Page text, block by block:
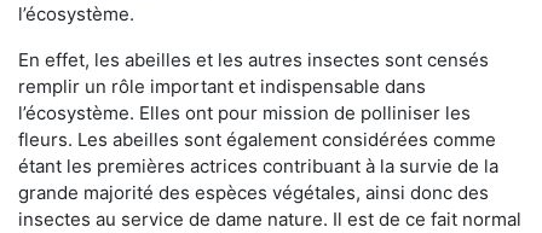
l’écosystème.
En effet, les abeilles et les autres insectes sont censés
remplir un rôle important et indispensable dans
l’écosystème. Elles ont pour mission de polliniser les
fleurs. Les abeilles sont également considérées comme
étant les premières actrices contribuant à la survie de la
grande majorité des espèces végétales, ainsi donc des
insectes au service de dame nature. Il est de ce fait normal